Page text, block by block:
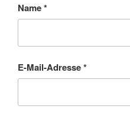
Name*
E-Mail-Adresse*